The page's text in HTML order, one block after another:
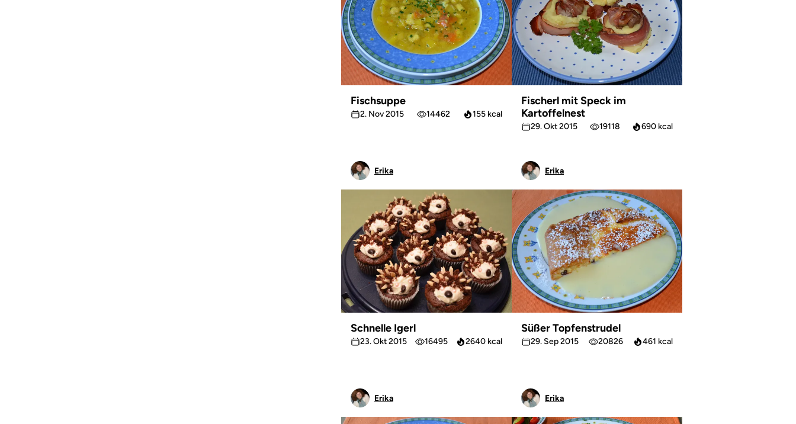
Fischsuppe
2. Nov 2015 14462 155 kcal
Erika
Fischerl mit Speck im
Kartoffelnest
29. Okt 2015 19118 690 kcal
Erika
Schnelle Igerl
23. Okt 2015 16495 2640 kcal
Erika
Süßer Topfenstrudel
29. Sep 2015 20826 461 kcal
Erika